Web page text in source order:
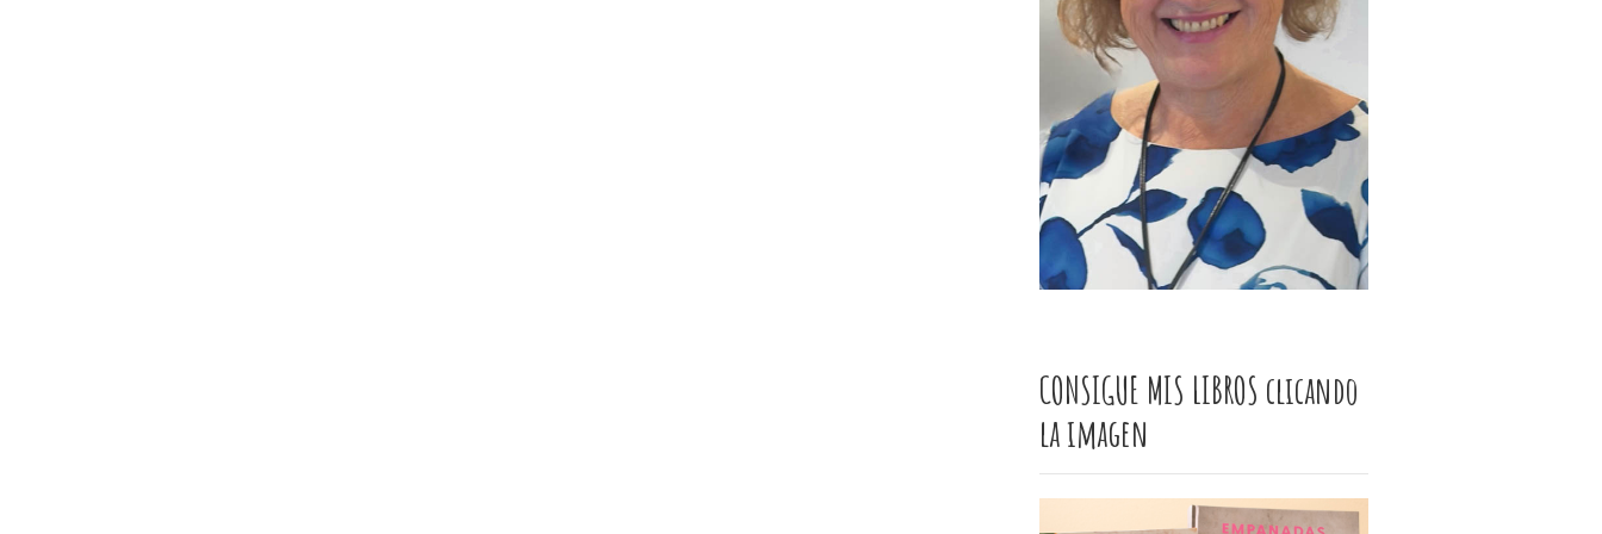
CONSIGUE MIS LIBROS clicando
la imagen